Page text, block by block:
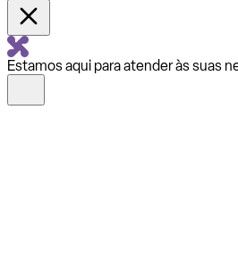
Estamos aqui para atender às suas